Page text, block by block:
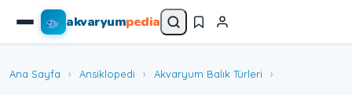
akvaryumpedia
Ana Sayfa › Ansiklopedi › Akvaryum Balık Türleri ›